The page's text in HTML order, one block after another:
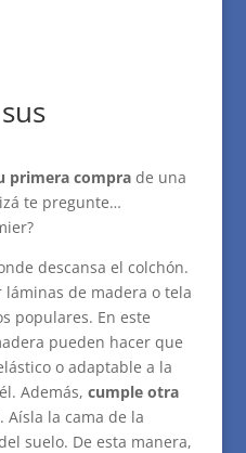
primera comprade una
te pregunte…
descansa el colchón.
de madera o tela
populares. En este
pueden hacer que
o adaptable a la
Además, cumple otra
la cama de la
suelo. De esta manera,